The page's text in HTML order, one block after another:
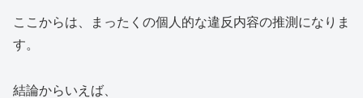
ここからは、まったくの個人的な違反内容の推測になりま
す。
結論からいえば、